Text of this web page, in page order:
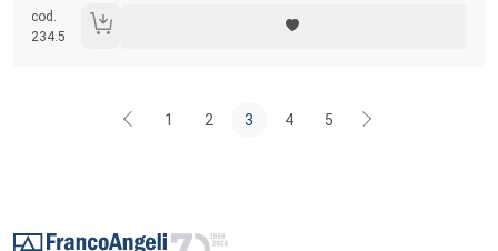
cod.
234.5
1 2 3 4 5